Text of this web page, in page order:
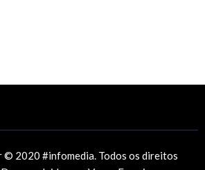
2020 #infomedia. Todos os direitos